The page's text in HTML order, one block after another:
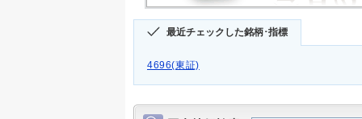
最近チェックした銘柄･指標
4696(東証)